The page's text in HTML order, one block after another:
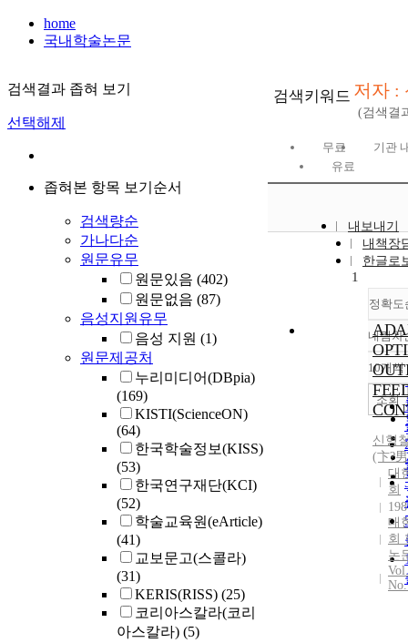
home
국내학술논문
검색결과 좁혀 보기
선택해제
좁혀본 항목 보기순서
검색량순
가나다순
원문유무
원문있음 (402)
원문없음 (87)
음성지원유무
음성 지원 (1)
원문제공처
누리미디어(DBpia)
(169)
KISTI(ScienceON)
(64)
한국학술정보(KISS)
(53)
한국연구재단(KCI)
(52)
학술교육원(eArticle)
(41)
교보문고(스콜라)
(31)
KERIS(RISS) (25)
코리아스칼라(코리
아스칼라) (5)
검색키워드 저자 :
(검색결
무료
기관
유료
내보내기
내책장
한글로
정확도
내림차
10개씩
조회
1
신형
(卞?
대
회
대
회
논